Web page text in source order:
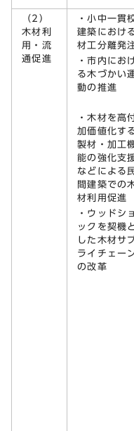
（2）
木材利
用・流
通促進
・小中一貫
建築におけ
材工分離発
・市内にお
る木づかい
動の推進
・木材を高
加価値化す
製材・加工
能の強化支
などによる
間建築での
材利用促進
・ウッドショ
ックを契機と
した木材サ
ライチェー
の改革